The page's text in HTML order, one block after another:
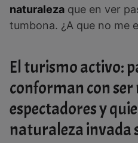
naturaleza que en ver
tumbona. ¿A que no me
El turismo activo:
conforman con ser
espectadores y
naturaleza invada